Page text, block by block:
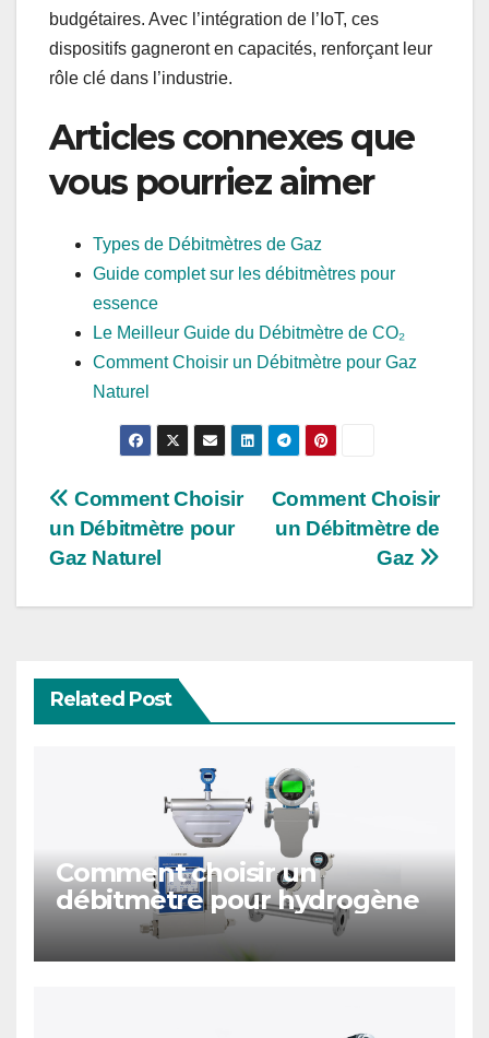
budgétaires. Avec l’intégration de l’IoT, ces
dispositifs gagneront en capacités, renforçant leur
rôle clé dans l’industrie.
Articles connexes que
vous pourriez aimer
Types de Débitmètres de Gaz
Guide complet sur les débitmètres pour
essence
Le Meilleur Guide du Débitmètre de CO₂
Comment Choisir un Débitmètre pour Gaz
Naturel
Post
navigation
Comment Choisir
un Débitmètre de
Gaz
Comment Choisir
un Débitmètre pour
Gaz Naturel
Related Post
Comment choisir un
débitmètre pour hydrogène